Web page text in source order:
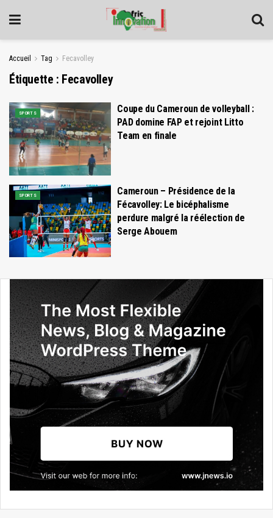
Accueil Tag Fecavolley
Étiquette : Fecavolley
SPORTS
Coupe du Cameroun de volleyball :
PAD domine FAP et rejoint Litto
Team en finale
SPORTS
Cameroun – Présidence de la
Fécavolley: Le bicéphalisme
perdure malgré la réélection de
Serge Abouem